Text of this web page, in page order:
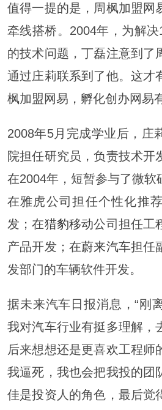
值得一提的是，周枫加盟网
牵线搭桥。2004年，为解
的技术问题，丁磊注意到了
通过庄莉联系到了他。这才
枫加盟网易，孵化创办网易
2008年5月完成学业后，庄
院担任研究员，负责技术开
在2004年，短暂参与了微软
在雅虎公司担任个性化推
发；在猎豹移动公司担任工
产品开发；在蔚来汽车担任
发部门的车辆软件开发。
据未来汽车日报消息，“刚
我对汽车行业有挺多理解，
后来想想还是更喜欢工程师
我逼死，我也会把我投的团
佳是投资人的角色，最后觉